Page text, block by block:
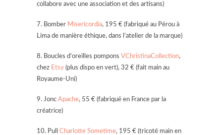
collabore avec une association et des artisans)
7. Bomber Misericordia, 195 € (fabriqué au Pérou à
Lima de manière éthique, dans l’atelier de la marque)
8. Boucles d’oreilles pompons VChristinaCollection,
chez Etsy (plus dispo en vert), 32 € (fait main au
Royaume-Uni)
9. Jonc Apache, 55 € (fabriqué en France par la
créatrice)
10. Pull Charlotte Sometime, 195 € (tricoté main en